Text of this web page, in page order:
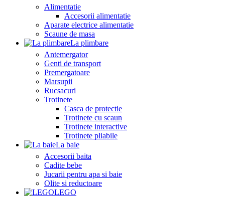
Alimentatie
Accesorii alimentatie
Aparate electrice alimentatie
Scaune de masa
La plimbare
Antemergator
Genti de transport
Premergatoare
Marsupii
Rucsacuri
Trotinete
Casca de protectie
Trotinete cu scaun
Trotinete interactive
Trotinete pliabile
La baie
Accesorii baita
Cadite bebe
Jucarii pentru apa si baie
Olite si reductoare
LEGO